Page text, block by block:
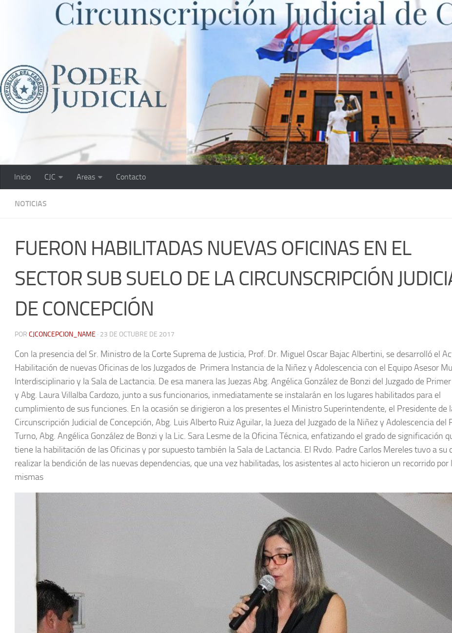
Saltar al contenido
Inicio CJC Areas Contacto
NOTICIAS
FUERON HABILITADAS NUEVAS OFICINAS EN EL
SECTOR SUB SUELO DE LA CIRCUNSCRIPCIÓN
DE CONCEPCIÓN
POR CJCONCEPCION_NAME · 23 DE OCTUBRE DE 2017
Con la presencia del Sr. Ministro de la Corte Suprema de Justicia, Prof. Dr. Miguel Oscar Bajac Albertini, se desarrolló el
Habilitación de nuevas Oficinas de los Juzgados de Primera Instancia de la Niñez y Adolescencia con el Equipo Asesor
Interdisciplinario y la Sala de Lactancia. De esa manera las Juezas Abg. Angélica González de Bonzi del Juzgado de
y Abg. Laura Villalba Cardozo, junto a sus funcionarios, inmediatamente se instalarán en los lugares habilitados para el
cumplimiento de sus funciones. En la ocasión se dirigieron a los presentes el Ministro Superintendente, el Presidente de
Circunscripción Judicial de Concepción, Abg. Luis Alberto Ruiz Aguilar, la Jueza del Juzgado de la Niñez y Adolescencia del
Turno, Abg. Angélica González de Bonzi y la Lic. Sara Lesme de la Oficina Técnica, enfatizando el grado de significación
tiene la habilitación de las Oficinas y por supuesto también la Sala de Lactancia. El Rvdo. Padre Carlos Mereles tuvo a su
realizar la bendición de las nuevas dependencias, que una vez habilitadas, los asistentes al acto hicieron un recorrido por
mismas